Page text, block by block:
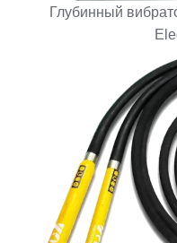
Глубинный